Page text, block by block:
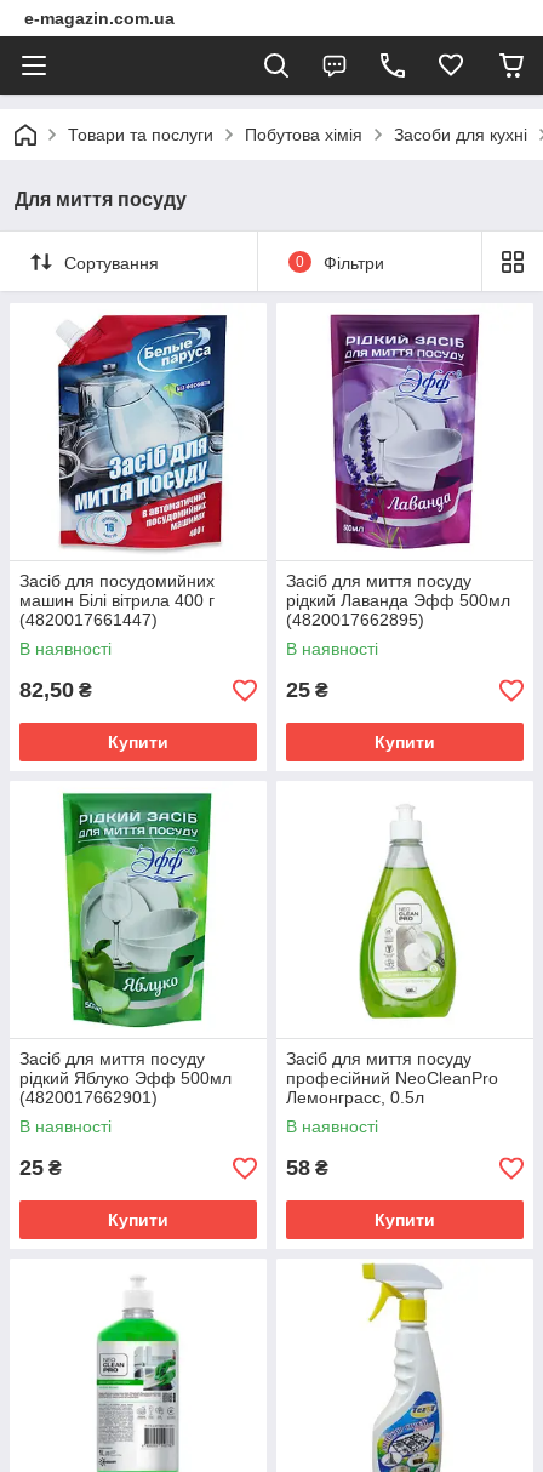
e-magazin.com.ua
Товари та послуги Побутова хімія Засоби для кухні
Для миття посуду
Сортування 0 Фільтри
Засіб для посудомийних
машин Білі вітрила 400 г
(4820017661447)
В наявності
82,50 ₴
Купити
Засіб для миття посуду
рідкий Лаванда Эфф 500мл
(4820017662895)
В наявності
25 ₴
Купити
Засіб для миття посуду
рідкий Яблуко Эфф 500мл
(4820017662901)
В наявності
25 ₴
Купити
Засіб для миття посуду
професійний NeoCleanPro
Лемонграсс, 0.5л
(4820255110271)
В наявності
58 ₴
Купити